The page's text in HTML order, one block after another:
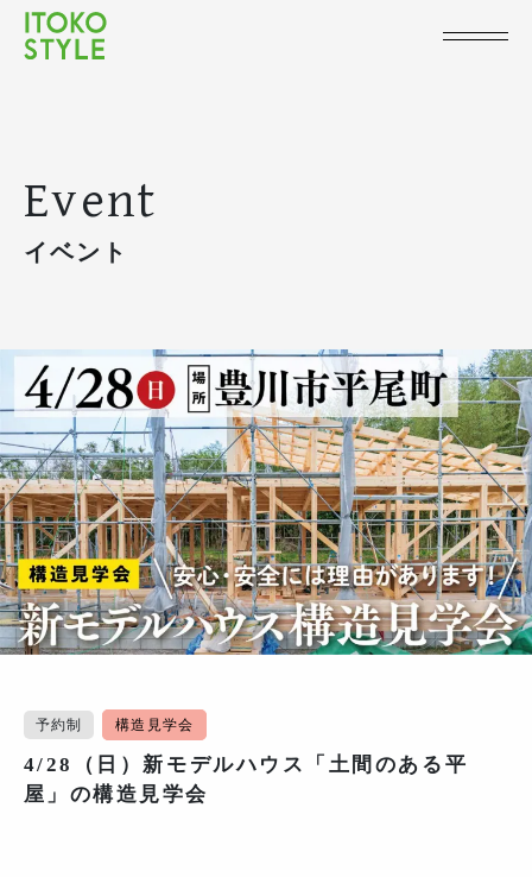
Event
イベント
予約制 構造見学会
4/28（日）新モデルハウス「土間のある平
屋」の構造見学会